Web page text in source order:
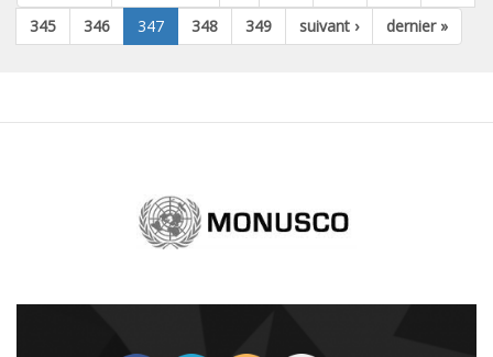
345
346 347 348 349 suivant › dernier »